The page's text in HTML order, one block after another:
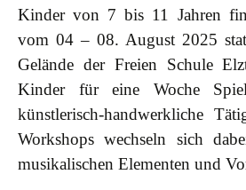
Kinder von 7 bis 11 Jahren
vom 04 – 08. August 2025
Gelände der Freien Schule
Kinder für eine Woche
künstlerisch-handwerkliche
Workshops wechseln sich
musikalischen Elementen und